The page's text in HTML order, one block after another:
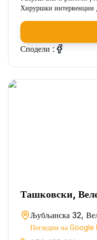
Хируршки интервенции
Сподели :
Ташковски,
Љубљанска 32,
Погледни на Google